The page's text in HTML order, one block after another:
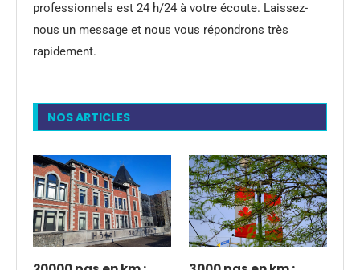
professionnels est 24 h/24 à votre écoute. Laissez-
nous un message et nous vous répondrons très
rapidement.
NOS ARTICLES